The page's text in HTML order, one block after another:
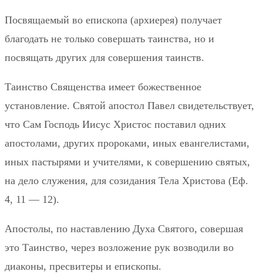
Посвящаемый во епископа (архиерея) получает
благодать не только совершать таинства, но и
посвящать других для совершения таинств.
Таинство Священства имеет божественное
установление. Святой апостол Павел свидетельствует,
что Сам Господь Иисус Христос поставил одних
апостолами, других пророками, иных евангелистами,
иных пастырями и учителями, к совершению святых,
на дело служения, для созидания Тела Христова (Еф.
4, 11 — 12).
Апостолы, по наставлению Духа Святого, совершая
это Таинство, через возложение рук возводили во
диаконы, пресвитеры и епископы.